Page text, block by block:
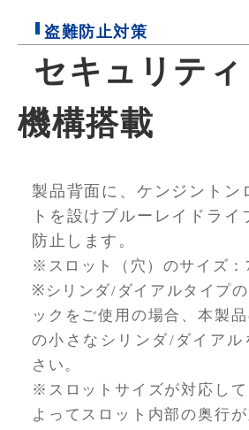
盗難防止対策
セキュリテ
機構搭載
製品背面に、ケンジントン
トを設けブルーレイドライ
防止します。
※スロット（穴）のサイズ：
※シリンダ/ダイアルタイプ
ックをご使用の場合、本製
の小さなシリンダ/ダイアル
さい。
※スロットサイズが対応して
よってスロット内部の奥行